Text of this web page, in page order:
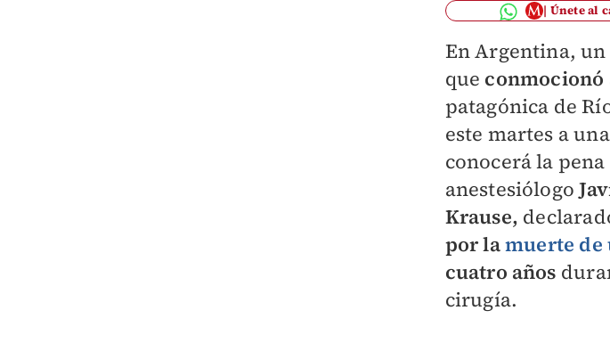
Únete al
En Argentina, un
que conmocionó
patagónica de
este martes a
conocerá la
anestesiólogo
Krause,
por lamuerte de
cuatro años
cirugía.